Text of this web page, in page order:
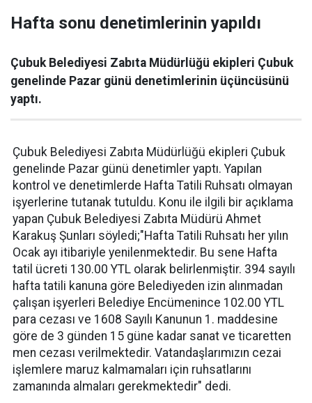
Hafta sonu denetimlerinin yapıldı
Çubuk Belediyesi Zabıta Müdürlüğü ekipleri Çubuk
genelinde Pazar günü denetimlerinin üçüncüsünü
yaptı.
Çubuk Belediyesi Zabıta Müdürlüğü ekipleri Çubuk
genelinde Pazar günü denetimler yaptı. Yapılan
kontrol ve denetimlerde Hafta Tatili Ruhsatı olmayan
işyerlerine tutanak tutuldu. Konu ile ilgili bir açıklama
yapan Çubuk Belediyesi Zabıta Müdürü Ahmet
Karakuş Şunları söyledi;"Hafta Tatili Ruhsatı her yılın
Ocak ayı itibariyle yenilenmektedir. Bu sene Hafta
tatil ücreti 130.00 YTL olarak belirlenmiştir. 394 sayılı
hafta tatili kanuna göre Belediyeden izin alınmadan
çalışan işyerleri Belediye Encümenince 102.00 YTL
para cezası ve 1608 Sayılı Kanunun 1. maddesine
göre de 3 günden 15 güne kadar sanat ve ticaretten
men cezası verilmektedir. Vatandaşlarımızın cezai
işlemlere maruz kalmamaları için ruhsatlarını
zamanında almaları gerekmektedir" dedi.